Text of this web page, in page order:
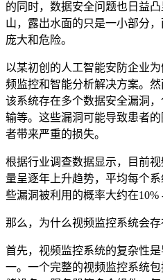
的同时，数据安全问题也日益
山，露出水面的只是一小部分
庞大和危险。
以某初创的人工智能安防企业
频监控和智能分析解决方案。
该系统存在多个数据安全漏洞
输等。这些漏洞可能导致患者
者带来严重的损失。
根据行业调查数据显示，目前
量呈逐年上升趋势，平均每个
些漏洞被利用的概率大约在10% -
那么，为什么视频监控系统会
首先，视频监控系统的复杂性
一。一个完整的视频监控系统